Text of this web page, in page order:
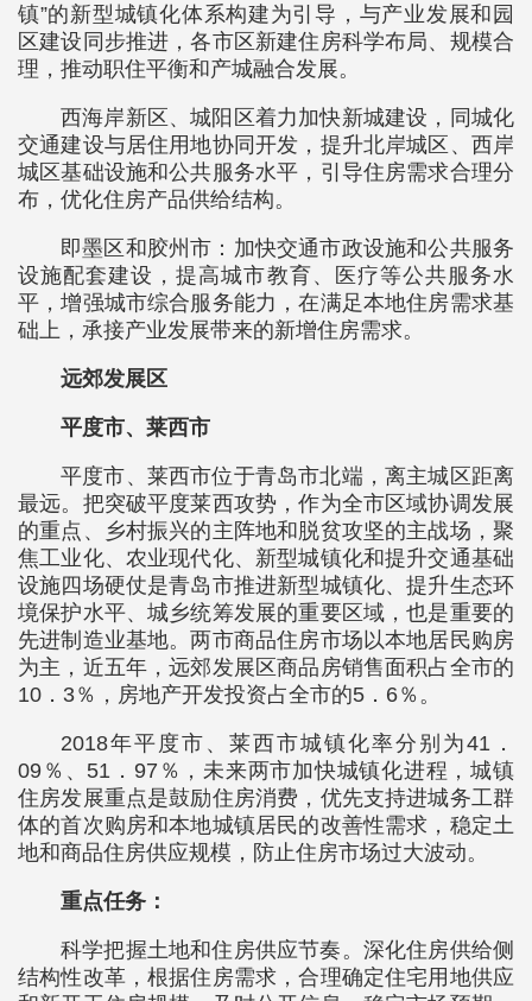
镇”的新型城镇化体系构建为引导，与产业发展和园
区建设同步推进，各市区新建住房科学布局、规模合
理，推动职住平衡和产城融合发展。
西海岸新区、城阳区着力加快新城建设，同城化
交通建设与居住用地协同开发，提升北岸城区、西岸
城区基础设施和公共服务水平，引导住房需求合理分
布，优化住房产品供给结构。
即墨区和胶州市：加快交通市政设施和公共服务
设施配套建设，提高城市教育、医疗等公共服务水
平，增强城市综合服务能力，在满足本地住房需求基
础上，承接产业发展带来的新增住房需求。
远郊发展区
平度市、莱西市
平度市、莱西市位于青岛市北端，离主城区距离
最远。把突破平度莱西攻势，作为全市区域协调发展
的重点、乡村振兴的主阵地和脱贫攻坚的主战场，聚
焦工业化、农业现代化、新型城镇化和提升交通基础
设施四场硬仗是青岛市推进新型城镇化、提升生态环
境保护水平、城乡统筹发展的重要区域，也是重要的
先进制造业基地。两市商品住房市场以本地居民购房
为主，近五年，远郊发展区商品房销售面积占全市的
10．3％，房地产开发投资占全市的5．6％。
2018年平度市、莱西市城镇化率分别为41．
09％、51．97％，未来两市加快城镇化进程，城镇
住房发展重点是鼓励住房消费，优先支持进城务工群
体的首次购房和本地城镇居民的改善性需求，稳定土
地和商品住房供应规模，防止住房市场过大波动。
重点任务：
科学把握土地和住房供应节奏。深化住房供给侧
结构性改革，根据住房需求，合理确定住宅用地供应